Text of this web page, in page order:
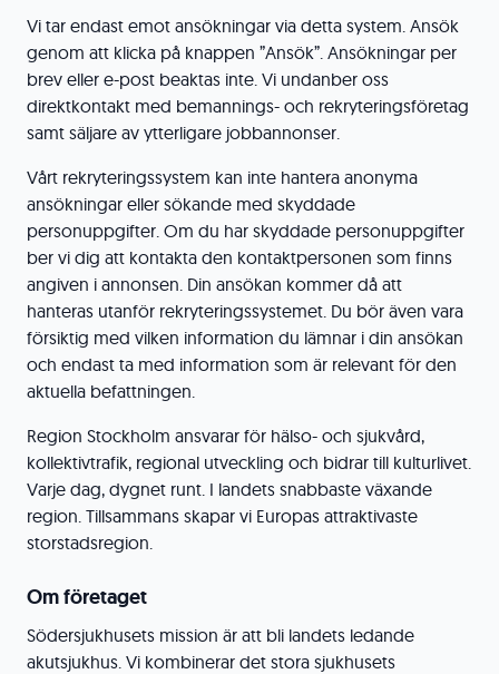
Vi tar endast emot ansökningar via detta system. Ansök
genom att klicka på knappen ”Ansök”. Ansökningar per
brev eller e-post beaktas inte. Vi undanber oss
direktkontakt med bemannings- och rekryteringsföretag
samt säljare av ytterligare jobbannonser.
Vårt rekryteringssystem kan inte hantera anonyma
ansökningar eller sökande med skyddade
personuppgifter. Om du har skyddade personuppgifter
ber vi dig att kontakta den kontaktpersonen som finns
angiven i annonsen. Din ansökan kommer då att
hanteras utanför rekryteringssystemet. Du bör även vara
försiktig med vilken information du lämnar i din ansökan
och endast ta med information som är relevant för den
aktuella befattningen.
Region Stockholm ansvarar för hälso- och sjukvård,
kollektivtrafik, regional utveckling och bidrar till kulturlivet.
Varje dag, dygnet runt. I landets snabbaste växande
region. Tillsammans skapar vi Europas attraktivaste
storstadsregion.
Om företaget
Södersjukhusets mission är att bli landets ledande
akutsjukhus. Vi kombinerar det stora sjukhusets